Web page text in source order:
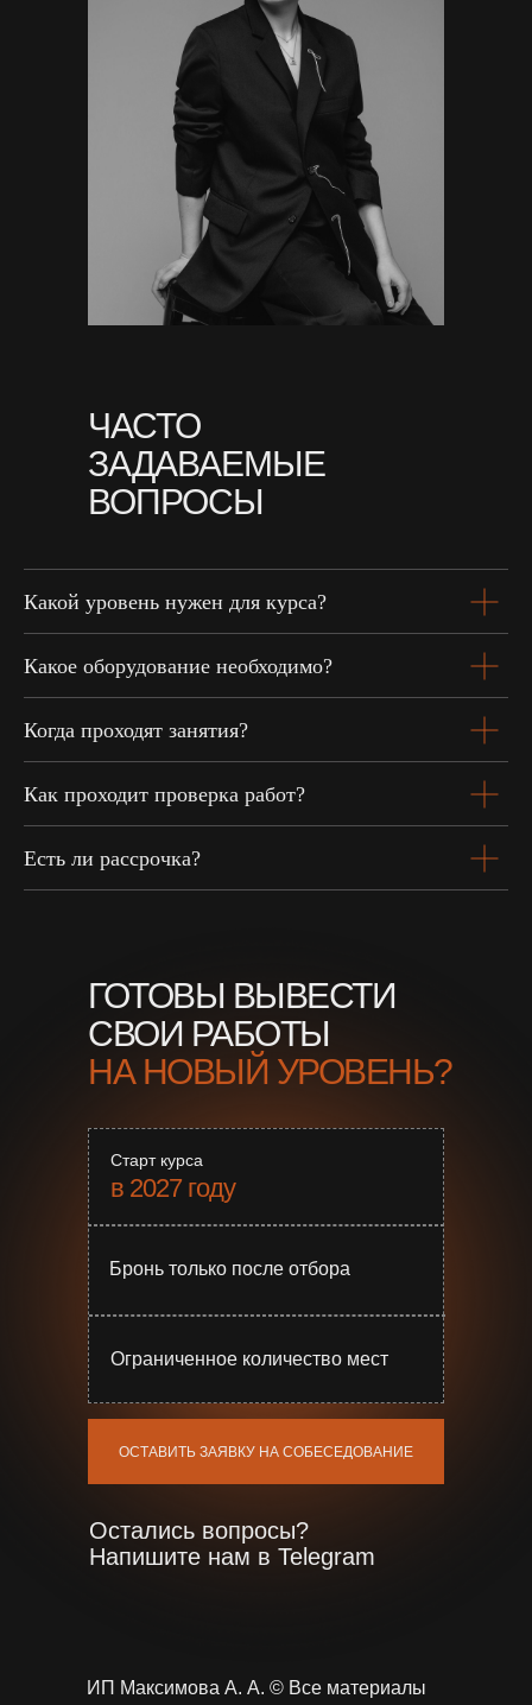
ЧАСТО
ЗАДАВАЕМЫЕ
ВОПРОСЫ
Какой уровень нужен для курса?
Какое оборудование необходимо?
Когда проходят занятия?
Как проходит проверка работ?
Есть ли рассрочка?
ОСТАВИТЬ ЗАЯВКУ НА СОБЕСЕДОВАНИЕ
Остались вопросы?
Напишите нам в Telegram
в 2027 году
Бронь только после отбора
Ограниченное количество мест
Старт курса
ГОТОВЫ ВЫВЕСТИ
СВОИ РАБОТЫ
НА НОВЫЙ УРОВЕНЬ?
ИП Максимова А. А. © Все материалы